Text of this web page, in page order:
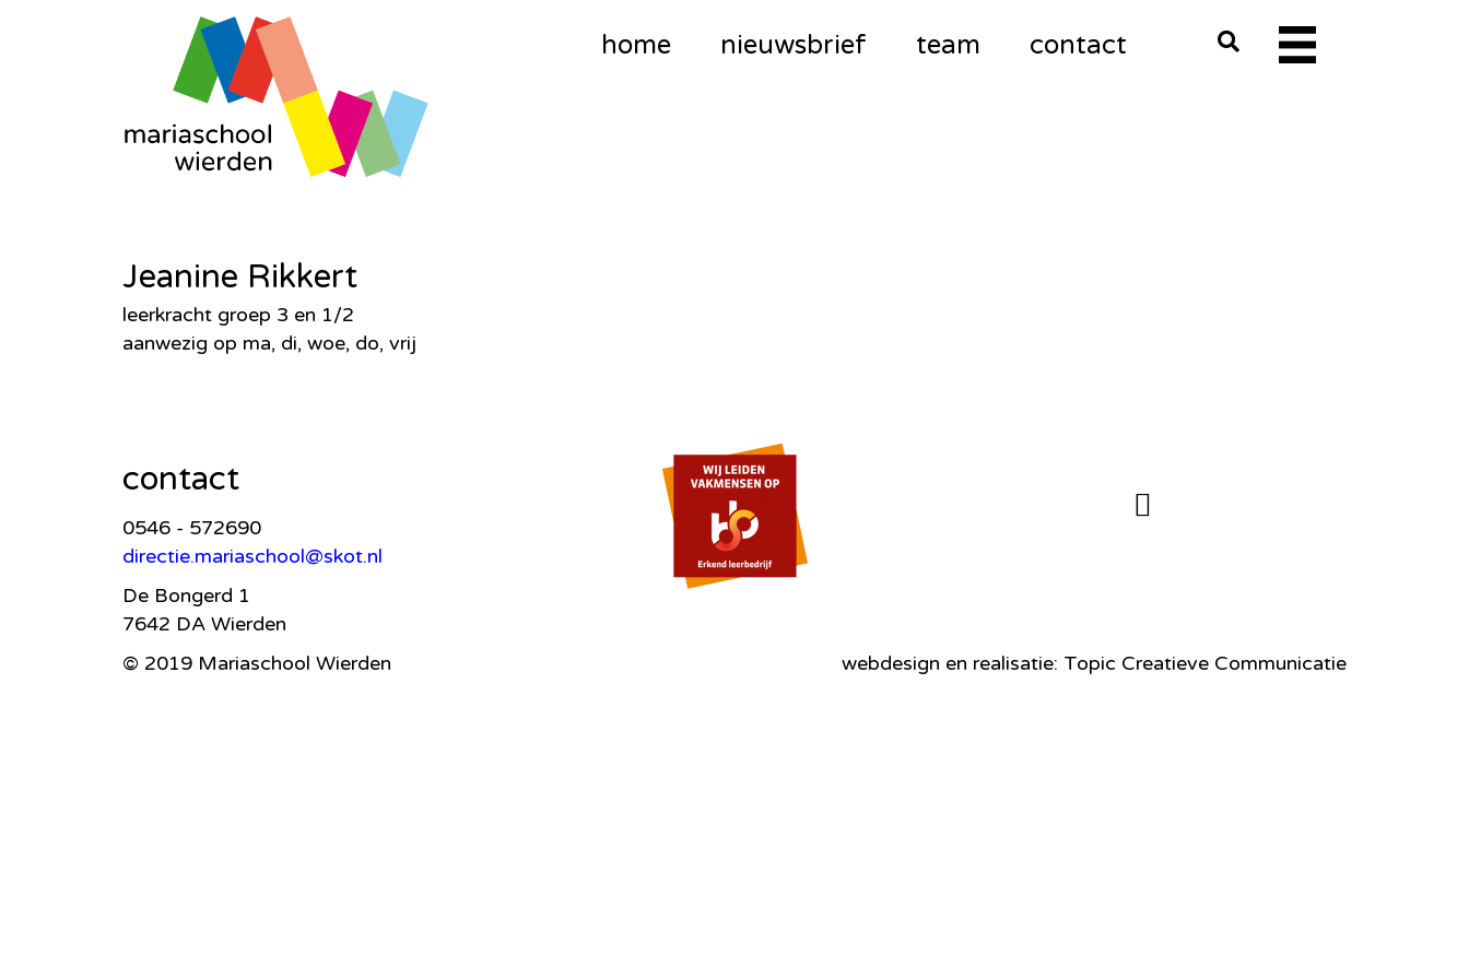
home nieuwsbrief team contact
Jeanine Rikkert
leerkracht groep 3 en 1/2
aanwezig op ma, di, woe, do, vrij
contact
0546 - 572690
directie.mariaschool@skot.nl
De Bongerd 1
7642 DA Wierden
© 2019 Mariaschool Wierden
webdesign en realisatie: Topic Creatieve Communicatie